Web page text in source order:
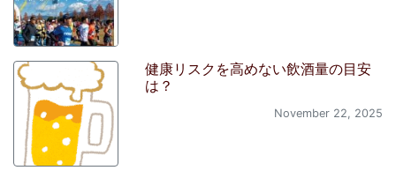
健康リスクを高めない飲酒量の目安
は？
November 22, 2025